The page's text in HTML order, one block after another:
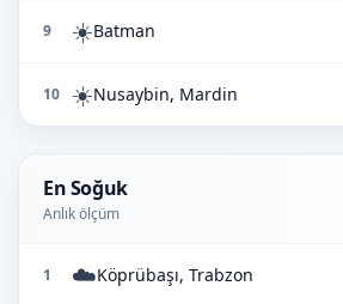
9 ☀️Batman
10 ☀️Nusaybin, Mardin
En Soğuk
Anlık ölçüm
1 ☁️Köprübaşı, Trabzon